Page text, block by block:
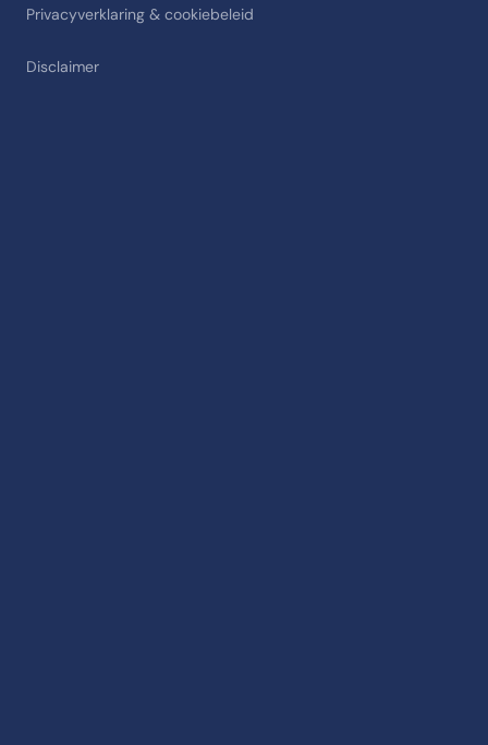
Privacyverklaring & cookiebeleid
Disclaimer